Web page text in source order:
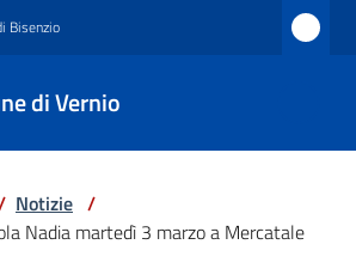
Bisenzio
di Vernio
Notizie /
Nadia martedì 3 marzo a Mercatale